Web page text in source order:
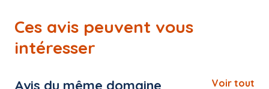
Ces avis peuvent vous
intéresser
Avis du même domaine
Voir tout